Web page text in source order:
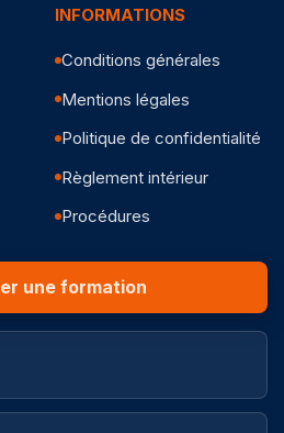
INFORMATIONS
Conditions générales
Mentions légales
Politique de confidentialité
Règlement intérieur
Procédures
une formation